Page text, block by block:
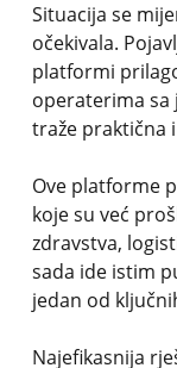
Situacija se
očekivala.
platformi
operaterima sa
traže praktična
Ove platforme
koje su već
zdravstva,
sada ide istim
jedan od
Najefikasnija